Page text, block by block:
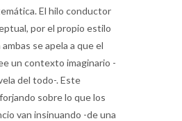
El hilo conductor
por el propio estilo
se apela a que el
un contexto imaginario -
del todo-. Este
sobre lo que los
van insinuando -de una